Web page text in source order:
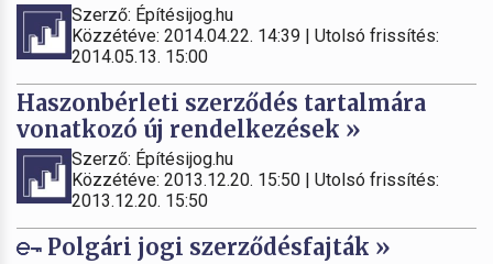
Szerző: Építésijog.hu
Közzétéve: 2014.04.22. 14:39 | Utolsó frissítés:
2014.05.13. 15:00
Haszonbérleti szerződés tartalmára
vonatkozó új rendelkezések »
Szerző: Építésijog.hu
Közzétéve: 2013.12.20. 15:50 | Utolsó frissítés:
2013.12.20. 15:50
Polgári jogi szerződésfajták »